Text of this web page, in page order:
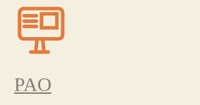
PAO